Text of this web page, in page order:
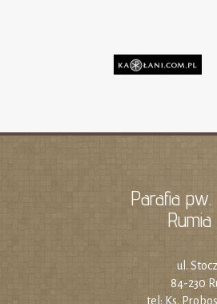
Parafia
ul.
84-230
tel: Ks.